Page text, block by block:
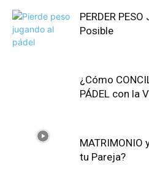
PERDER
Posible
¿Cómo
PÁDEL con la
MATRIMONIO
tu Pareja?